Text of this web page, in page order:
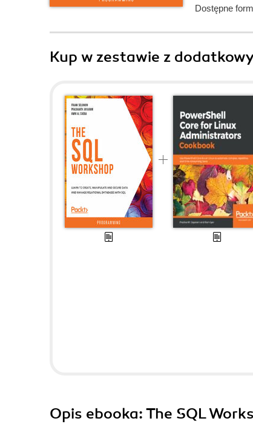
Dostępne
Kup w zestawie z
Opis ebooka: The SQL